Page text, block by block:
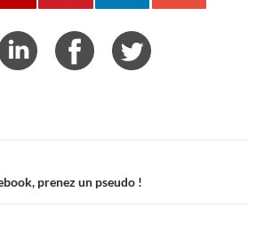
prenez un pseudo !